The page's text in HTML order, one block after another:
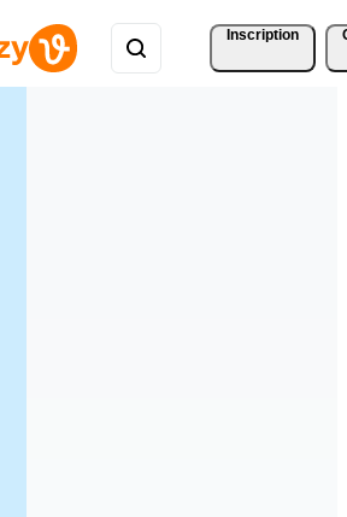
Inscription